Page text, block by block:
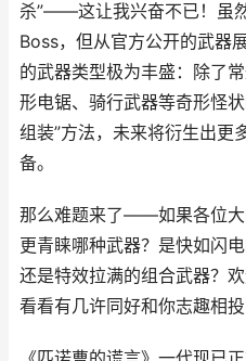
杀”——这让我兴奋不已！虽
Boss，但从官方公开的武器
的武器类型极为丰盛：除了
形电锯、骑行武器等奇形怪
组装”方法，未来将衍生出更
备。
那么难题来了——如果各位大
更青睐哪种武器？是快如闪
还是特效拉满的组合武器？
看看有几许同好和你志趣相投